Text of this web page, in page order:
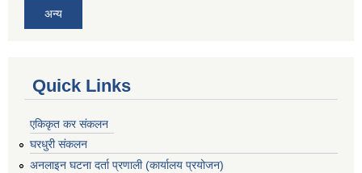
अन्य
Quick Links
एकिकृत कर संकलन
घरधुरी संकलन
अनलाइन घटना दर्ता प्रणाली (कार्यालय प्रयोजन)